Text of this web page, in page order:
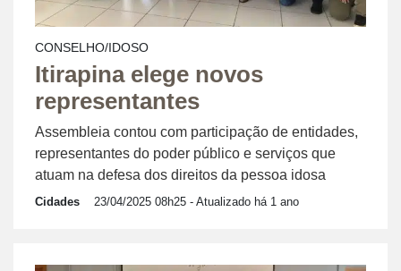
CONSELHO/IDOSO
Itirapina elege novos
representantes
Assembleia contou com participação de entidades,
representantes do poder público e serviços que
atuam na defesa dos direitos da pessoa idosa
Cidades 23/04/2025 08h25 - Atualizado há 1 ano